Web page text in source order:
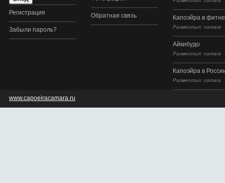
Регистрация
Забыли пароль?
Обратная связь Капоэйра в
Разместил: camara
Айкибудо
Разместил: camara
Капоэйра в
Разместил: camara
www.capoeiracamara.ru